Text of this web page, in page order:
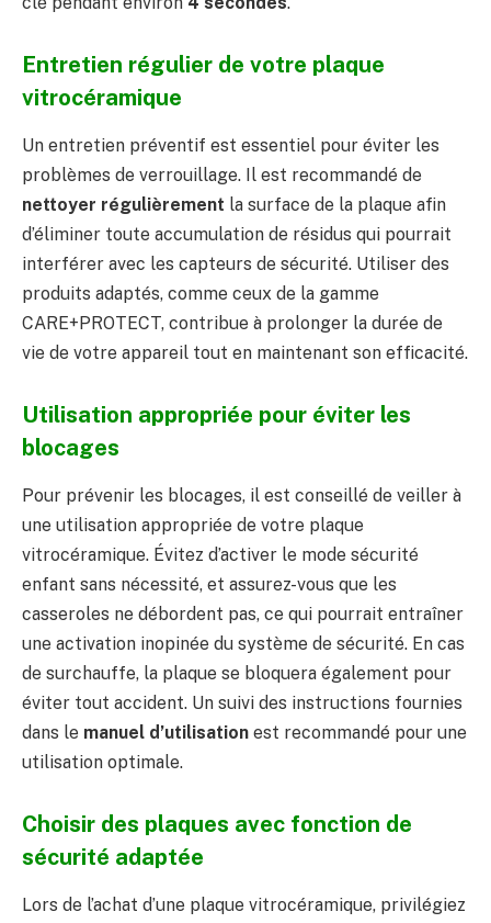
Entretien régulier de votre plaque
vitrocéramique
Un entretien préventif est essentiel pour éviter les
problèmes de verrouillage. Il est recommandé de
nettoyer régulièrement la surface de la plaque afin
d’éliminer toute accumulation de résidus qui pourrait
interférer avec les capteurs de sécurité. Utiliser des
produits adaptés, comme ceux de la gamme
CARE+PROTECT, contribue à prolonger la durée de
vie de votre appareil tout en maintenant son efficacité.
Utilisation appropriée pour éviter les
blocages
Pour prévenir les blocages, il est conseillé de veiller à
une utilisation appropriée de votre plaque
vitrocéramique. Évitez d’activer le mode sécurité
enfant sans nécessité, et assurez-vous que les
casseroles ne débordent pas, ce qui pourrait entraîner
une activation inopinée du système de sécurité. En cas
de surchauffe, la plaque se bloquera également pour
éviter tout accident. Un suivi des instructions fournies
dans le manuel d’utilisation est recommandé pour une
utilisation optimale.
Choisir des plaques avec fonction de
sécurité adaptée
Lors de l’achat d’une plaque vitrocéramique, privilégiez